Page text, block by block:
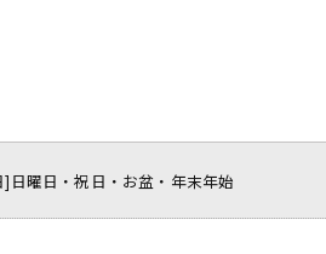
日曜日・祝日・お盆・年末年始